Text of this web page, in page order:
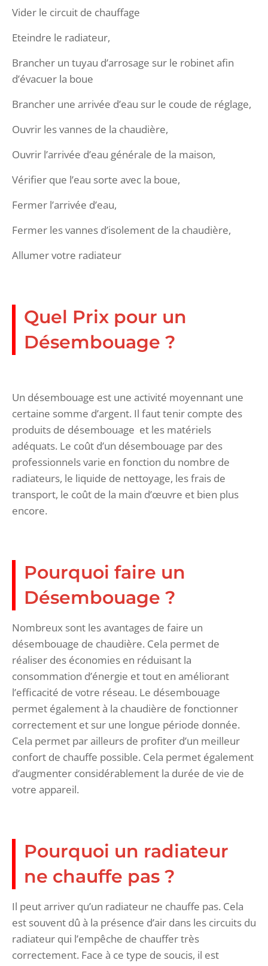
Vider le circuit de chauffage
Eteindre le radiateur,
Brancher un tuyau d’arrosage sur le robinet afin
d’évacuer la boue
Brancher une arrivée d’eau sur le coude de réglage,
Ouvrir les vannes de la chaudière,
Ouvrir l’arrivée d’eau générale de la maison,
Vérifier que l’eau sorte avec la boue,
Fermer l’arrivée d’eau,
Fermer les vannes d’isolement de la chaudière,
Allumer votre radiateur
Quel Prix pour un
Désembouage ?
Un désembouage est une activité moyennant une
certaine somme d’argent. Il faut tenir compte des
produits de désembouage et les matériels
adéquats. Le coût d’un désembouage par des
professionnels varie en fonction du nombre de
radiateurs, le liquide de nettoyage, les frais de
transport, le coût de la main d’œuvre et bien plus
encore.
Pourquoi faire un
Désembouage ?
Nombreux sont les avantages de faire un
désembouage de chaudière. Cela permet de
réaliser des économies en réduisant la
consommation d’énergie et tout en améliorant
l’efficacité de votre réseau. Le désembouage
permet également à la chaudière de fonctionner
correctement et sur une longue période donnée.
Cela permet par ailleurs de profiter d’un meilleur
confort de chauffe possible. Cela permet également
d’augmenter considérablement la durée de vie de
votre appareil.
Pourquoi un radiateur
ne chauffe pas ?
Il peut arriver qu’un radiateur ne chauffe pas. Cela
est souvent dû à la présence d’air dans les circuits du
radiateur qui l’empêche de chauffer très
correctement. Face à ce type de soucis, il est